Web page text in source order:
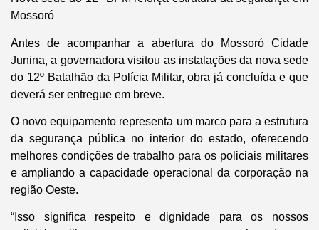
Mossoró
Antes de acompanhar a abertura do Mossoró Cidade
Junina, a governadora visitou as instalações da nova sede
do 12º Batalhão da Polícia Militar, obra já concluída e que
deverá ser entregue em breve.
O novo equipamento representa um marco para a estrutura
da segurança pública no interior do estado, oferecendo
melhores condições de trabalho para os policiais militares
e ampliando a capacidade operacional da corporação na
região Oeste.
“Isso significa respeito e dignidade para os nossos